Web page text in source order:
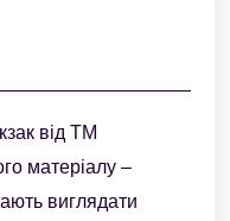
від ТМ
матеріалу –
виглядати